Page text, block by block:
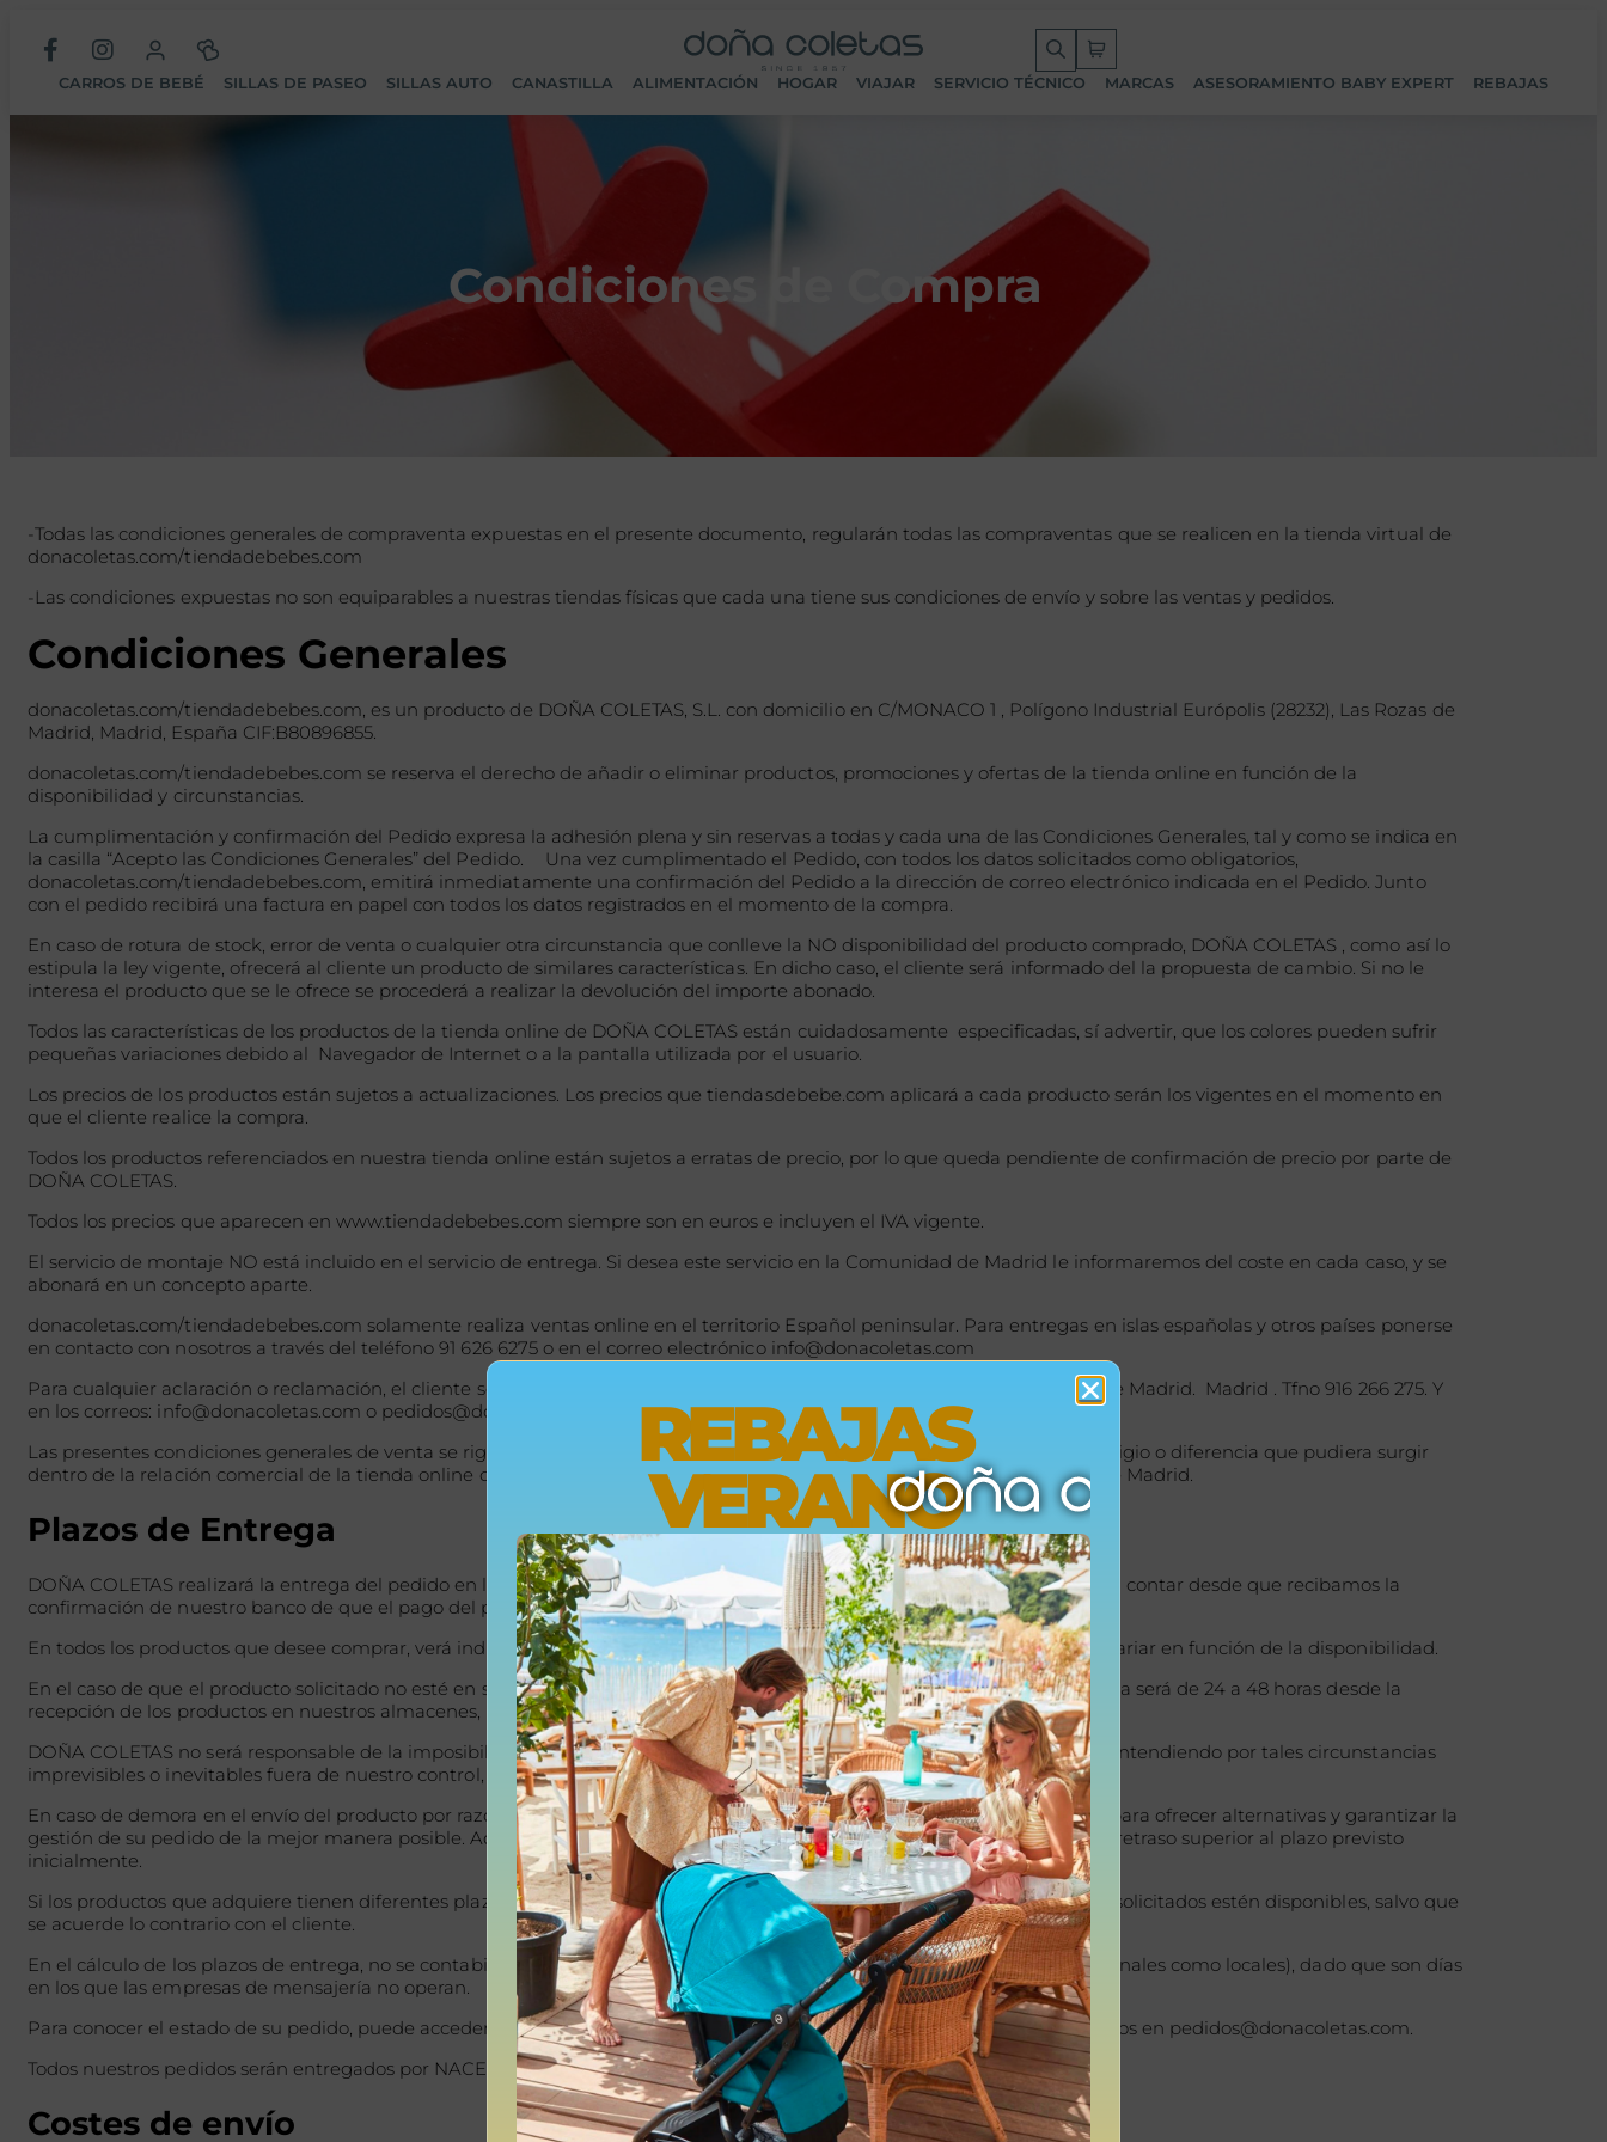
CARROS DE BEBÉ SILLAS DE PASEO SILLAS AUTO CANASTILLA ALIMENTACIÓN HOGAR VIAJAR SERVICIO TÉCNICO MARCAS ASESORAMIENTO BABY EXPERT REBAJAS
Condiciones de Compra
-Todas las condiciones generales de compraventa expuestas en el presente documento, regularán todas las compraventas que se realicen en la tienda virtual de
donacoletas.com/tiendadebebes.com
-Las condiciones expuestas no son equiparables a nuestras tiendas físicas que cada una tiene sus condiciones de envío y sobre las ventas y pedidos.
Condiciones Generales
donacoletas.com/tiendadebebes.com, es un producto de DOÑA COLETAS, S.L. con domicilio en C/MONACO 1 , Polígono Industrial Európolis (28232), Las Rozas de
Madrid, Madrid, España CIF:B80896855.
donacoletas.com/tiendadebebes.com se reserva el derecho de añadir o eliminar productos, promociones y ofertas de la tienda online en función de la
disponibilidad y circunstancias.
La cumplimentación y confirmación del Pedido expresa la adhesión plena y sin reservas a todas y cada una de las Condiciones Generales, tal y como se indica en
la casilla “Acepto las Condiciones Generales” del Pedido. Una vez cumplimentado el Pedido, con todos los datos solicitados como obligatorios,
donacoletas.com/tiendadebebes.com, emitirá inmediatamente una confirmación del Pedido a la dirección de correo electrónico indicada en el Pedido. Junto
con el pedido recibirá una factura en papel con todos los datos registrados en el momento de la compra.
En caso de rotura de stock, error de venta o cualquier otra circunstancia que conlleve la NO disponibilidad del producto comprado, DOÑA COLETAS , como así lo
estipula la ley vigente, ofrecerá al cliente un producto de similares características. En dicho caso, el cliente será informado del la propuesta de cambio. Si no le
interesa el producto que se le ofrece se procederá a realizar la devolución del importe abonado.
Todos las características de los productos de la tienda online de DOÑA COLETAS están cuidadosamente especificadas, sí advertir, que los colores pueden sufrir
pequeñas variaciones debido al Navegador de Internet o a la pantalla utilizada por el usuario.
Los precios de los productos están sujetos a actualizaciones. Los precios que tiendasdebebe.com aplicará a cada producto serán los vigentes en el momento en
que el cliente realice la compra.
Todos los productos referenciados en nuestra tienda online están sujetos a erratas de precio, por lo que queda pendiente de confirmación de precio por parte de
DOÑA COLETAS.
Todos los precios que aparecen en www.tiendadebebes.com siempre son en euros e incluyen el IVA vigente.
El servicio de montaje NO está incluido en el servicio de entrega. Si desea este servicio en la Comunidad de Madrid le informaremos del coste en cada caso, y se
abonará en un concepto aparte.
donacoletas.com/tiendadebebes.com solamente realiza ventas online en el territorio Español peninsular. Para entregas en islas españolas y otros países ponerse
en contacto con nosotros a través del teléfono 91 626 6275 o en el correo electrónico info@donacoletas.com
Para cualquier aclaración o reclamación, el cliente se podrá dirigir a DOÑA COLETAS, S.L., C/ MONACO 1, 28232 Las Rozas de Madrid. Madrid . Tfno 916 266 275. Y
en los correos: info@donacoletas.com o pedidos@donacoletas.com
Las presentes condiciones generales de venta se rigen por la legislación vigente en España en la materia. Para cualquier litigio o diferencia que pudiera surgir
dentro de la relación comercial de la tienda online de DOÑA COLETAS con sus clientes, podrán regirse por los tribunales de Madrid.
Plazos de Entrega
DOÑA COLETAS realizará la entrega del pedido en la dirección indicada por usted en un plazo estimado de 24 a 72 horas, a contar desde que recibamos la
confirmación de nuestro banco de que el pago del pedido ha sido efectuado correctamente.
En todos los productos que desee comprar, verá indicado el plazo estimado de entrega. Este plazo es orientativo y puede variar en función de la disponibilidad.
En el caso de que el producto solicitado no esté en stock, y sea necesario pedirlo a nuestros proveedores, el plazo de entrega será de 24 a 48 horas desde la
recepción de los productos en nuestros almacenes, momento en que se procederá al envío.
DOÑA COLETAS no será responsable de la imposibilidad de prestar el servicio por causas de fuerza mayor o caso fortuito, entendiendo por tales circunstancias
imprevisibles o inevitables fuera de nuestro control, como desastres naturales, huelgas, o problemas logísticos externos.
En caso de demora en el envío del producto por razones ajenas a DOÑA COLETAS, nos pondremos en contacto con usted para ofrecer alternativas y garantizar la
gestión de su pedido de la mejor manera posible. Además, le informaremos sobre el estado de su pedido si se produce un retraso superior al plazo previsto
inicialmente.
Si los productos que adquiere tienen diferentes plazos de entrega, la entrega se realizará una vez que todos los productos solicitados estén disponibles, salvo que
se acuerde lo contrario con el cliente.
En el cálculo de los plazos de entrega, no se contabilizan los viernes por la tarde, sábados, domingos ni festivos (tanto nacionales como locales), dado que son días
en los que las empresas de mensajería no operan.
Para conocer el estado de su pedido, puede acceder al apartado “Mi cuenta” en nuestra página web o contactar con nosotros en pedidos@donacoletas.com.
Todos nuestros pedidos serán entregados por NACEX, una empresa de mensajería de reconocido prestigio.
Costes de envío
REBAJAS
VERANO